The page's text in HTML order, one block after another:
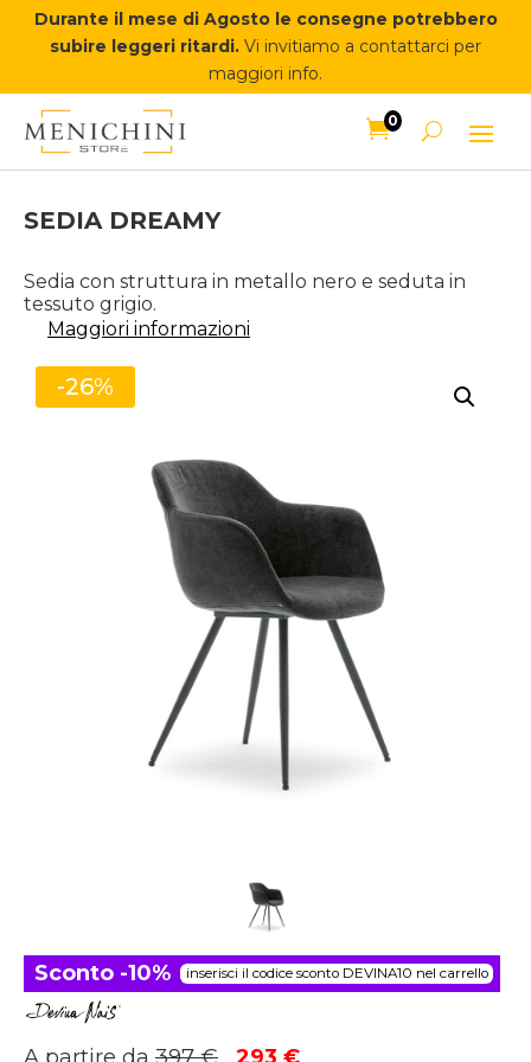
Durante il mese di Agosto le consegne potrebbero
subire leggeri ritardi. Vi invitiamo a contattarci per
maggiori info.
0
SEDIA DREAMY
Sedia con struttura in metallo nero e seduta in
tessuto grigio.
Maggiori informazioni
-26%
Sconto -10% inserisci il codice sconto DEVINA10 nel carrello
A partire da 397€
Il293 €Il